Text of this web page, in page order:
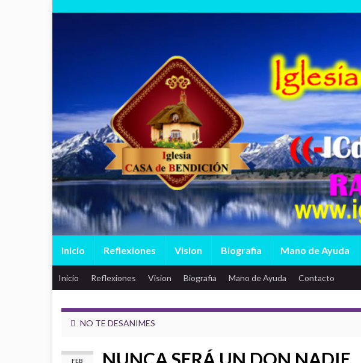
Inicio Reflexiones Vision Biografia Mano de Ayuda
Inicio Reflexiones Vision Biografia Mano de Ayuda Contacto
NO TE DESANIMES
FEB